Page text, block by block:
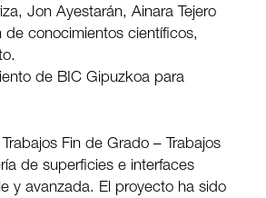
Jon Ayestarán, Ainara Tejero
conocimientos científicos,
de BIC Gipuzkoa para
Fin de Grado – Trabajos
de superficies e interfaces
y avanzada. El proyecto ha sido